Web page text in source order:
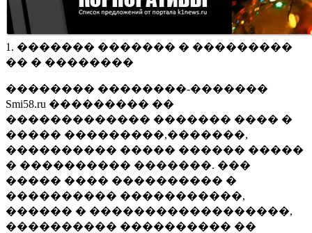
1. ������� ������� � ���������
�� � ��������
�������� ��������-�������
Smi58.ru ��������� ��
������������� ������� ���� �
����� ���������,�������,
���������� ����� ������ �����
� ���������� �������. ���
����� ���� ���������� �
���������� �����������,
������ � ������������������,
���������� ���������� ��